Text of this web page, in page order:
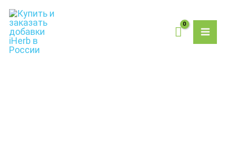
содержимому